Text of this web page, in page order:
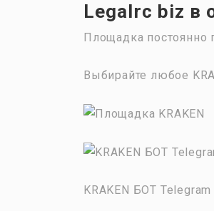
Legalrc biz в
Площадка постоянно
Выбирайте любое
KRAKEN БОТ Telegram